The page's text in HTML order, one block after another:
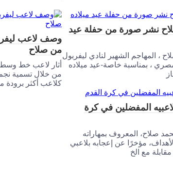
نشر صورة من حفلة عيد
صلاح ، المهاجم الشهير لنادي ليفربول
، بمناسبة خاصة-عيد ميلاده
وصف لاعب
من صلاح
أثار لاعب خط
من خلال تسمية
كلاعب أكثر برودة
المفضلين في كرة
صلاح، المعروف بمهاراته
مؤخرًا عن إعجابه بلاعبي
مع الخ